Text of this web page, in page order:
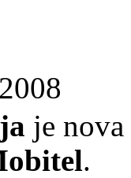
je nova
.